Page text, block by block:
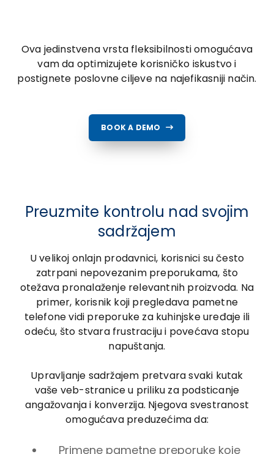
Ova jedinstvena vrsta fleksibilnosti omogućava
vam da optimizujete korisničko iskustvo i
postignete poslovne ciljeve na najefikasniji način.
BOOK A DEMO
Preuzmite kontrolu nad svojim
sadržajem
U velikoj onlajn prodavnici, korisnici su često
zatrpani nepovezanim preporukama, što
otežava pronalaženje relevantnih proizvoda. Na
primer, korisnik koji pregledava pametne
telefone vidi preporuke za kuhinjske uređaje ili
odeću, što stvara frustraciju i povećava stopu
napuštanja.
Upravljanje sadržajem pretvara svaki kutak
vaše veb-stranice u priliku za podsticanje
angažovanja i konverzija. Njegova svestranost
omogućava preduzećima da:
Primene pametne preporuke koje